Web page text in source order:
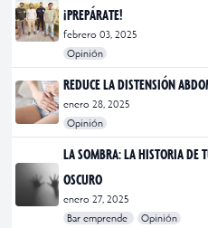
¡PREPÁRATE!
febrero 03, 2025
Opinión
#Bar Emprende
#Opinión
#Principal
REDUCE LA DISTENSIÓN
enero 28, 2025
Opinión
#bienestar
#Opinión
#Principal
#Salud
LA SOMBRA: LA HISTORIA DE
OSCURO
enero 27, 2025
Bar emprende
Opinión